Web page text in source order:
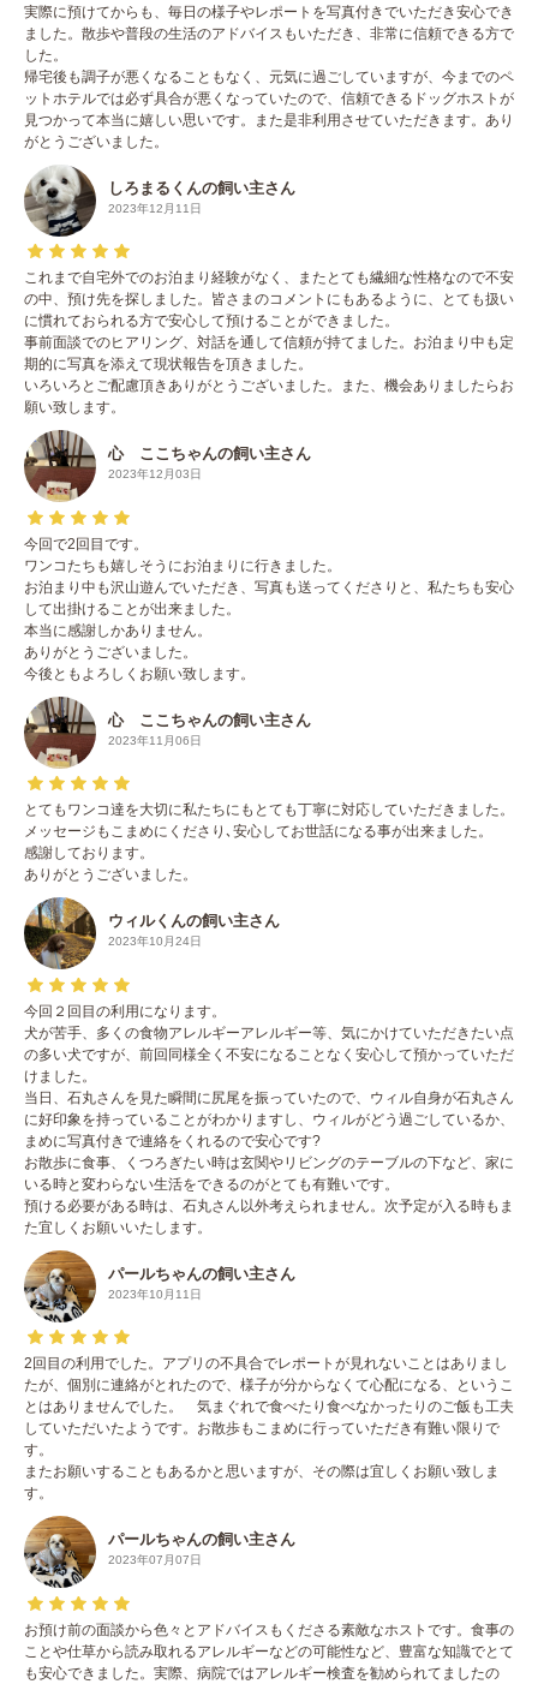
実際に預けてからも、毎日の様子やレポートを写真付きでいただき安心でき
ました。散歩や普段の生活のアドバイスもいただき、非常に信頼できる方で
した。
帰宅後も調子が悪くなることもなく、元気に過ごしていますが、今までのペ
ットホテルでは必ず具合が悪くなっていたので、信頼できるドッグホストが
見つかって本当に嬉しい思いです。また是非利用させていただきます。あり
がとうございました。
しろまるくんの飼い主さん
2023年12月11日
これまで自宅外でのお泊まり経験がなく、またとても繊細な性格なので不安
の中、預け先を探しました。皆さまのコメントにもあるように、とても扱い
に慣れておられる方で安心して預けることができました。
事前面談でのヒアリング、対話を通して信頼が持てました。お泊まり中も定
期的に写真を添えて現状報告を頂きました。
いろいろとご配慮頂きありがとうございました。また、機会ありましたらお
願い致します。
心 ここちゃんの飼い主さん
2023年12月03日
今回で2回目です。
ワンコたちも嬉しそうにお泊まりに行きました。
お泊まり中も沢山遊んでいただき、写真も送ってくださりと、私たちも安心
して出掛けることが出来ました。
本当に感謝しかありません。
ありがとうございました。
今後ともよろしくお願い致します。
心 ここちゃんの飼い主さん
2023年11月06日
とてもワンコ達を大切に私たちにもとても丁寧に対応していただきました。
メッセージもこまめにくださり､安心してお世話になる事が出来ました。
感謝しております。
ありがとうございました。
ウィルくんの飼い主さん
2023年10月24日
今回２回目の利用になります。
犬が苦手、多くの食物アレルギーアレルギー等、気にかけていただきたい点
の多い犬ですが、前回同様全く不安になることなく安心して預かっていただ
けました。
当日、石丸さんを見た瞬間に尻尾を振っていたので、ウィル自身が石丸さん
に好印象を持っていることがわかりますし、ウィルがどう過ごしているか、
まめに写真付きで連絡をくれるので安心です?
お散歩に食事、くつろぎたい時は玄関やリビングのテーブルの下など、家に
いる時と変わらない生活をできるのがとても有難いです。
預ける必要がある時は、石丸さん以外考えられません。次予定が入る時もま
た宜しくお願いいたします。
パールちゃんの飼い主さん
2023年10月11日
2回目の利用でした。アプリの不具合でレポートが見れないことはありまし
たが、個別に連絡がとれたので、様子が分からなくて心配になる、というこ
とはありませんでした。 気まぐれで食べたり食べなかったりのご飯も工夫
していただいたようです。お散歩もこまめに行っていただき有難い限りで
す。
またお願いすることもあるかと思いますが、その際は宜しくお願い致しま
す。
パールちゃんの飼い主さん
2023年07月07日
お預け前の面談から色々とアドバイスもくださる素敵なホストです。食事の
ことや仕草から読み取れるアレルギーなどの可能性など、豊富な知識でとて
も安心できました。実際、病院ではアレルギー検査を勧められてましたの